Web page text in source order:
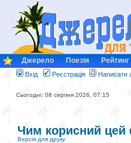
Джерело Поезія Рейтинг
Вхід Реєстрація Написати
Сьогодні: 08 серпня 2026, 07:15
Чим корисний
Версія для друку